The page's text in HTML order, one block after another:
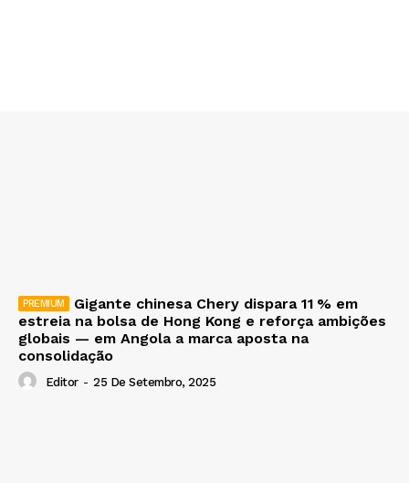
Gigante chinesa Chery dispara 11 % em
estreia na bolsa de Hong Kong e reforça ambições
globais — em Angola a marca aposta na
consolidação
Editor - 25 De Setembro, 2025